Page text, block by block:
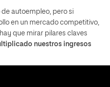
de autoempleo, pero si
en un mercado competitivo,
que mirar pilares claves
nuestros ingresos